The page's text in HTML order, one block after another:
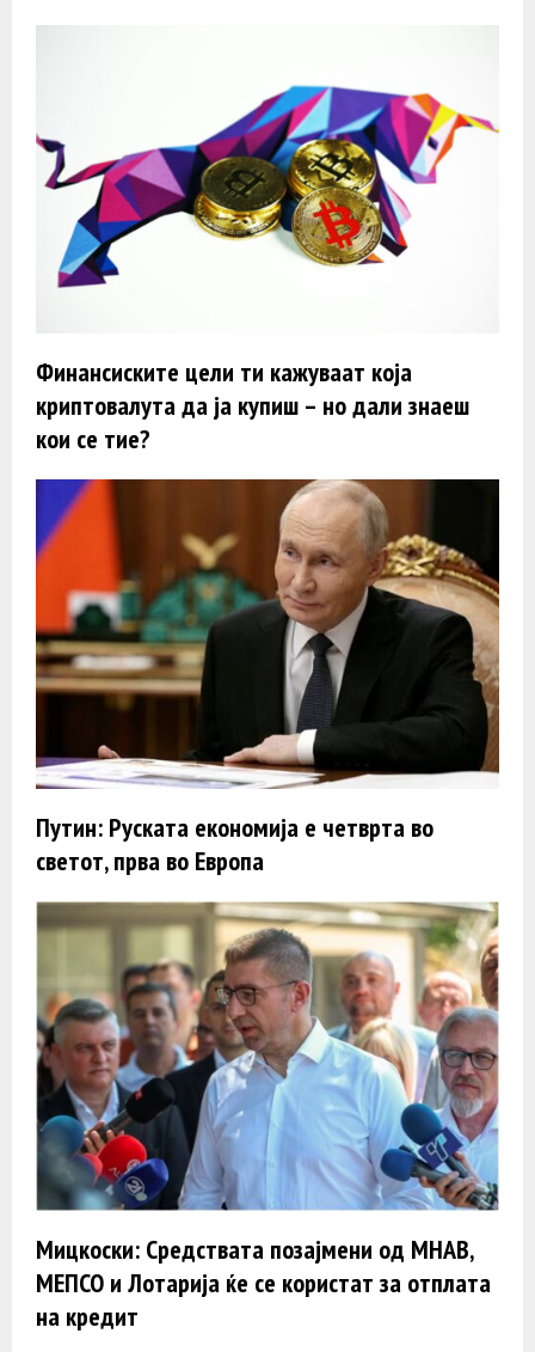
Финансиските цели ти кажуваат која
криптовалута да ја купиш – но дали знаеш
кои се тие?
Путин: Руската економија е четврта во
светот, прва во Европа
Мицкоски: Средствата позајмени од МНАВ,
МЕПСО и Лотарија ќе се користат за отплата
на кредит